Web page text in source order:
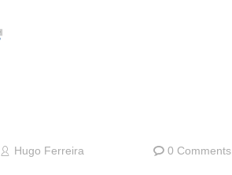
Hugo Ferreira 0 Comments